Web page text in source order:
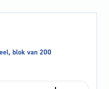
blok van 200